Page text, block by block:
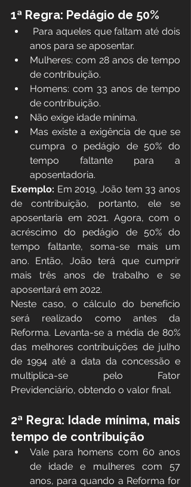
1ª Regra: Pedágio de 50%
anos para se aposentar.
Mulheres: com 28 anos de tempo
de contribuição.
Homens: com 33 anos de tempo
de contribuição.
Não exige idade mínima.
Mas existe a exigência de que se
cumpra o pedágio de 50% do
tempo faltante para a
aposentadoria.
Exemplo: Em 2019, João tem 33 anos
de contribuição, portanto, ele se
aposentaria em 2021. Agora, com o
acréscimo do pedágio de 50% do
tempo faltante, soma-se mais um
ano. Então, João terá que cumprir
mais três anos de trabalho e se
aposentará em 2022.
Neste caso, o cálculo do benefício
será realizado como antes da
Reforma. Levanta-se a média de 80%
das melhores contribuições de julho
de 1994 até a data da concessão e
multiplica-se pelo Fator
Previdenciário, obtendo o valor final.
2ª Regra: Idade mínima, mais
tempo de contribuição
Vale para homens com 60 anos
de idade e mulheres com 57
anos, para quando a Reforma for